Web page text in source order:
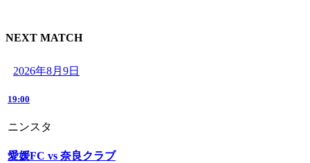
NEXT MATCH
2026年8月9日
19:00
ニンスタ
愛媛FC vs 奈良クラブ